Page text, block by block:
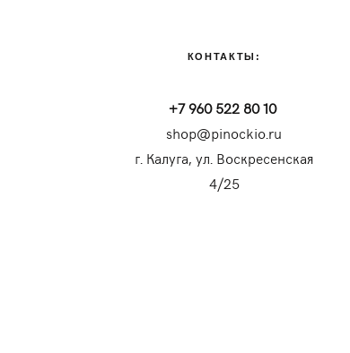
КОНТАКТЫ:
+7 960 522 80 10
shop@pinockio.ru
г. Калуга, ул. Воскресенская
4/25